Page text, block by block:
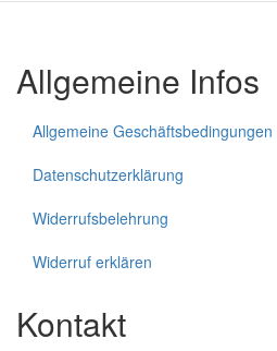
Allgemeine Infos
Allgemeine Geschäftsbedingungen
Datenschutzerklärung
Widerrufsbelehrung
Widerruf erklären
Kontakt